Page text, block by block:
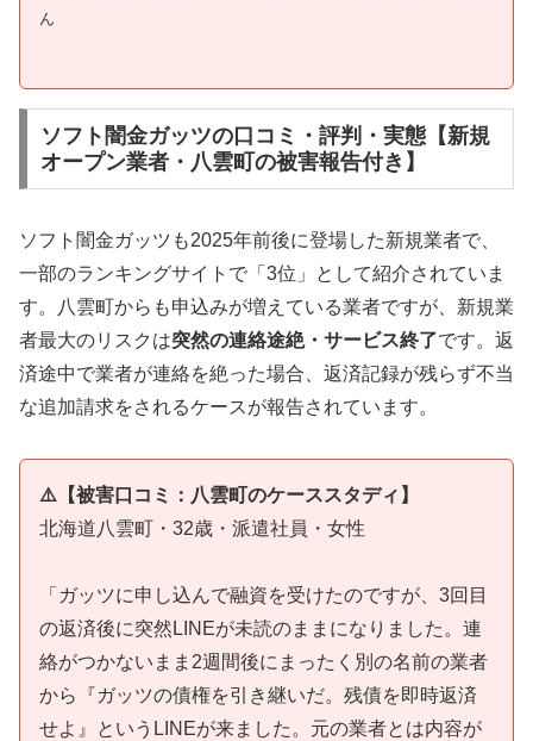
ん
ソフト闇金ガッツの口コミ・評判・実態【新規
オープン業者・八雲町の被害報告付き】
ソフト闇金ガッツも2025年前後に登場した新規業者で、
一部のランキングサイトで「3位」として紹介されていま
す。八雲町からも申込みが増えている業者ですが、新規業
者最大のリスクは突然の連絡途絶・サービス終了です。返
済途中で業者が連絡を絶った場合、返済記録が残らず不当
な追加請求をされるケースが報告されています。
⚠️【被害口コミ：八雲町のケーススタディ】
北海道八雲町・32歳・派遣社員・女性
「ガッツに申し込んで融資を受けたのですが、3回目
の返済後に突然LINEが未読のままになりました。連
絡がつかないまま2週間後にまったく別の名前の業者
から『ガッツの債権を引き継いだ。残債を即時返済
せよ』というLINEが来ました。元の業者とは内容が